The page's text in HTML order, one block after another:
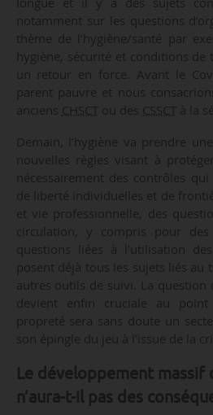
notamment sur les questions
thème de l’hygiène/santé par
hygiène, sécurité et conditions de
un retour en force. Avant le
parent pauvre et nous
anciens CHSCTou des CSSCTà la
Demain, l’hygiène va prendre
nouvelles règles visant à
nécessairement des contrôles
de liberté individuelles et de
et vie professionnelle, des
circulation, y compris pour
questions liées à l’utilisation
posent déjà tous les sujets liés au
autres outils de suivi. La question
devient enfin cruciale au
propreté sera sans doute un
son épingle du jeu à l’issue de la
Le développement massif
n’aura-t-il pas des